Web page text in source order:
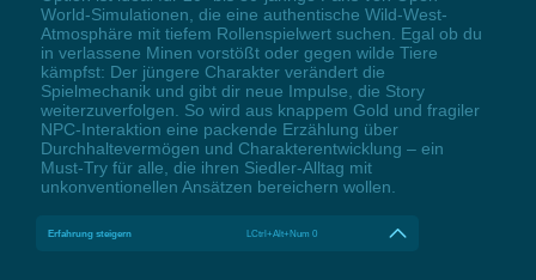
World-Simulationen, die eine authentische Wild-West-
Atmosphäre mit tiefem Rollenspielwert suchen. Egal ob du
in verlassene Minen vorstößt oder gegen wilde Tiere
kämpfst: Der jüngere Charakter verändert die
Spielmechanik und gibt dir neue Impulse, die Story
weiterzuverfolgen. So wird aus knappem Gold und fragiler
NPC-Interaktion eine packende Erzählung über
Durchhaltevermögen und Charakterentwicklung – ein
Must-Try für alle, die ihren Siedler-Alltag mit
unkonventionellen Ansätzen bereichern wollen.
Erfahrung steigern LCtrl+Alt+Num 0